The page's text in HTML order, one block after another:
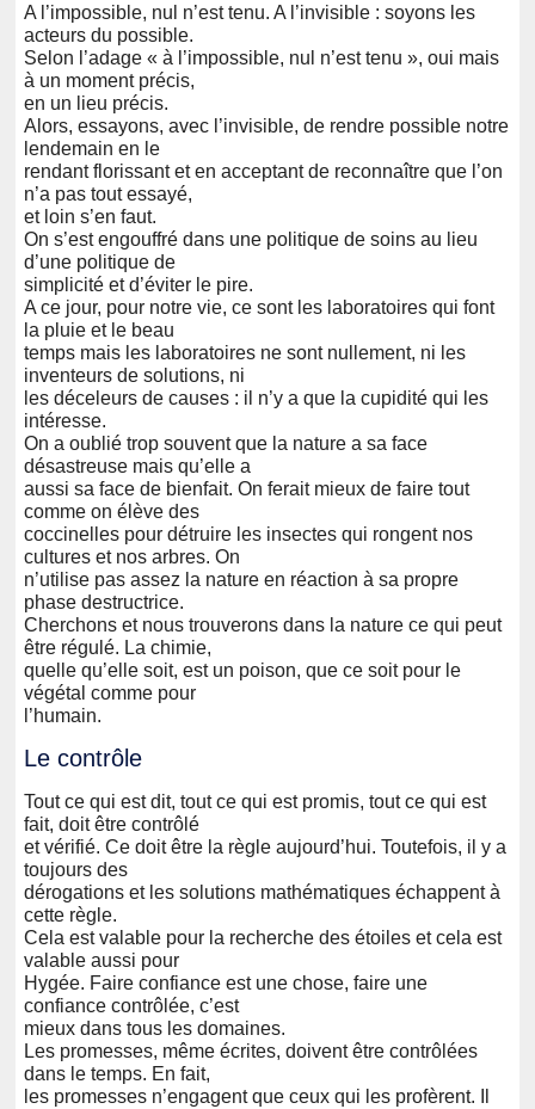
A l’impossible, nul n’est tenu. A l’invisible : soyons les
acteurs du possible.
Selon l’adage « à l’impossible, nul n’est tenu », oui mais
à un moment précis,
en un lieu précis.
Alors, essayons, avec l’invisible, de rendre possible notre
lendemain en le
rendant florissant et en acceptant de reconnaître que l’on
n’a pas tout essayé,
et loin s’en faut.
On s’est engouffré dans une politique de soins au lieu
d’une politique de
simplicité et d’éviter le pire.
A ce jour, pour notre vie, ce sont les laboratoires qui font
la pluie et le beau
temps mais les laboratoires ne sont nullement, ni les
inventeurs de solutions, ni
les déceleurs de causes : il n’y a que la cupidité qui les
intéresse.
On a oublié trop souvent que la nature a sa face
désastreuse mais qu’elle a
aussi sa face de bienfait. On ferait mieux de faire tout
comme on élève des
coccinelles pour détruire les insectes qui rongent nos
cultures et nos arbres. On
n’utilise pas assez la nature en réaction à sa propre
phase destructrice.
Cherchons et nous trouverons dans la nature ce qui peut
être régulé. La chimie,
quelle qu’elle soit, est un poison, que ce soit pour le
végétal comme pour
l’humain.
Le contrôle
Tout ce qui est dit, tout ce qui est promis, tout ce qui est
fait, doit être contrôlé
et vérifié. Ce doit être la règle aujourd’hui. Toutefois, il y a
toujours des
dérogations et les solutions mathématiques échappent à
cette règle.
Cela est valable pour la recherche des étoiles et cela est
valable aussi pour
Hygée. Faire confiance est une chose, faire une
confiance contrôlée, c’est
mieux dans tous les domaines.
Les promesses, même écrites, doivent être contrôlées
dans le temps. En fait,
les promesses n’engagent que ceux qui les profèrent. Il